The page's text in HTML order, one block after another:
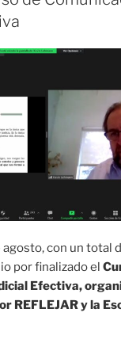
con un total
por finalizado el
Efectiva,
REFLEJAR y la